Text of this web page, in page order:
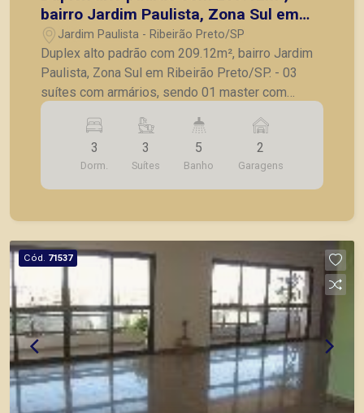
bairro Jardim Paulista, Zona Sul em
Ribeirão Preto/SP.
Jardim Paulista - Ribeirão Preto/SP
Duplex alto padrão com 209.12m², bairro Jardim
Paulista, Zona Sul em Ribeirão Preto/SP. - 03
suítes com armários, sendo 01 master com
closet; - Lavabo; - Sala para 02 ambientes; - Área
gourmet com churrasqueira e armários
planejados na pia de apoio; - Cozinha com
armários; - Piscina; - Banheiro de serviços; - Área
de serviços; - 02 vagas de garagem. A Piramid
imóveis prontos, usados ou mesmo nos
principais lançamentos da cidade de Ribeirão
Preto.
3
Dorm.
3
Suítes
5
Banho
2
Garagens
Cód. 71537